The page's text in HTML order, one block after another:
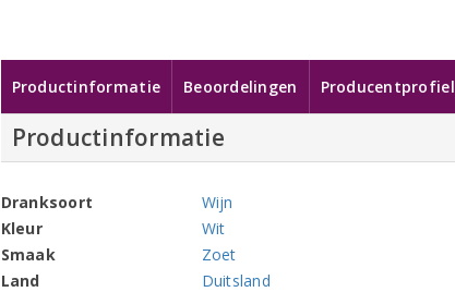
Productinformatie Beoordelingen Producentprofiel
Productinformatie
Dranksoort
Wijn
Kleur
Wit
Smaak
Zoet
Land
Duitsland